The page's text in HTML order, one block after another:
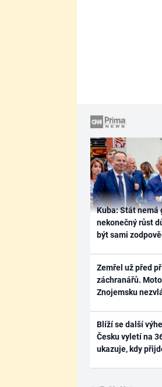
Kuba: Stát nemá
nekonečný růst
být sami
Zemřel už před
záchranářů.
Znojemsku
Blíží se další
Česku vyletí na
ukazuje, kdy